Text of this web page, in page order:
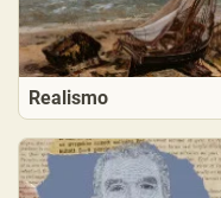
Realismo